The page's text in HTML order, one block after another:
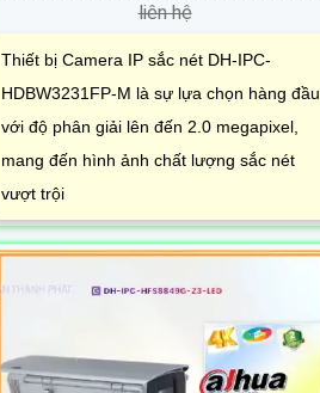
liên hệ
Thiết bị Camera IP sắc nét DH-IPC-
HDBW3231FP-M là sự lựa chọn hàng đầu
với độ phân giải lên đến 2.0 megapixel,
mang đến hình ảnh chất lượng sắc nét
vượt trội